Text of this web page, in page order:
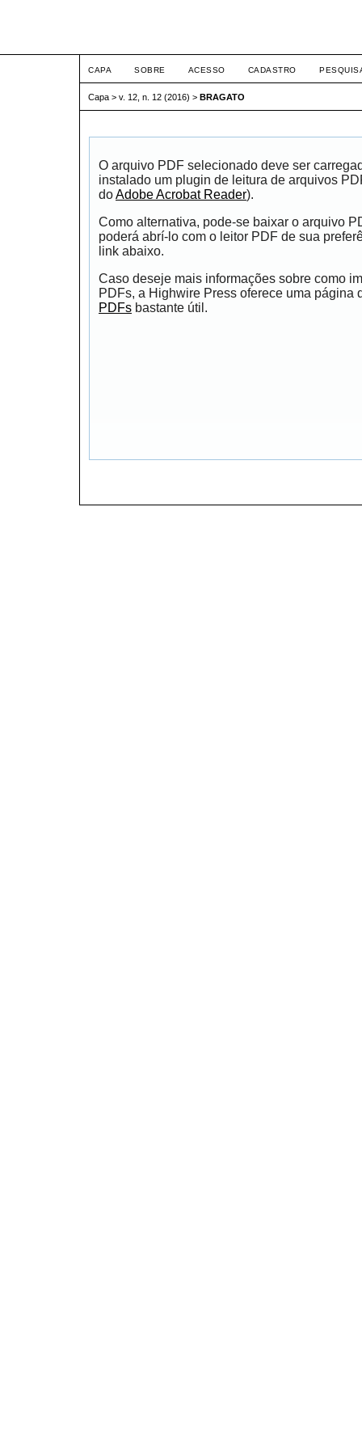
CAPA SOBRE ACESSO CADASTRO
Capa > v. 12, n. 12 (2016) > BRAGATO
O arquivo PDF selecionado deve ser
instalado um plugin de leitura de arquivos
doAdobe Acrobat Reader).
Como alternativa, pode-se baixar o arquivo
poderá abrí-lo com o leitor PDF de sua
link abaixo.
Caso deseje mais informações sobre como
PDFs, a Highwire Press oferece uma página
PDFs bastante útil.